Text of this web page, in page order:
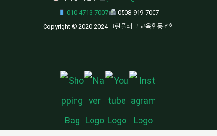
010-4713-7007
0508-919-7007
Copyright © 2020-2024 그린플래그 교육협동조합